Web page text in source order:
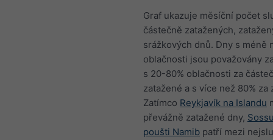
Graf ukazuje měsíční počet
částečně zatažených,
srážkových dnů. Dny s méně
oblačnosti jsou považovány
s 20-80% oblačnosti za
zatažené a s více než 80% za
Zatímco Reykjavík na Islandu
převážně zatažené dny,
poušti Namib patří mezi